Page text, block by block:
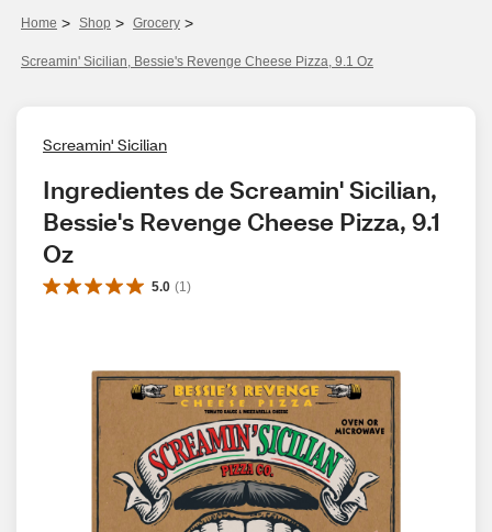
Home > Shop > Grocery >
Screamin' Sicilian, Bessie's Revenge Cheese Pizza, 9.1 Oz
Screamin' Sicilian
Ingredientes de Screamin' Sicilian,
Bessie's Revenge Cheese Pizza, 9.1
Oz
5.0 (1 )